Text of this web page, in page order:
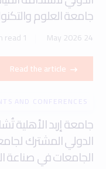
جامعة العلوم
24 May 2026
1 min read
Read the article
AND CONFERENCES
جامعة إربد الأهلية
الدولي المشترك
الجامعات في صناعة